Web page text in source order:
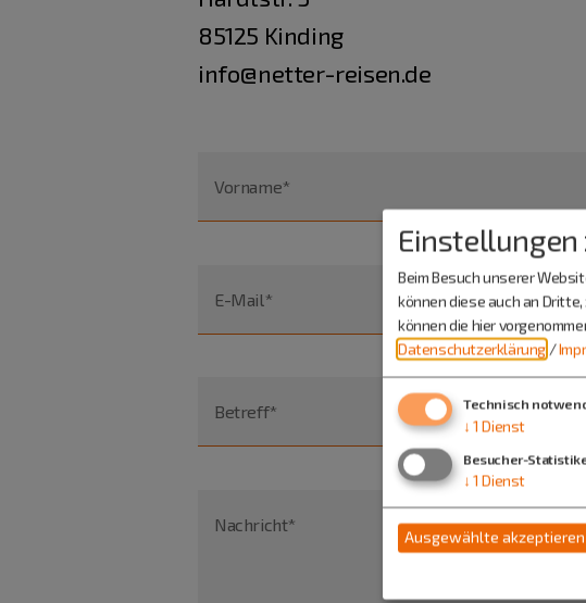
85125 Kinding
info@netter-reisen.de
Vorname*
E-Mail*
Betreff*
Nachricht*
Beim Besuch unserer
können diese auch an
können die hier
Datenschutzerklärung /
Technisch
↓ 1 Dienst
Besucher-
↓ 1 Dienst
Ausgewählte akzeptieren